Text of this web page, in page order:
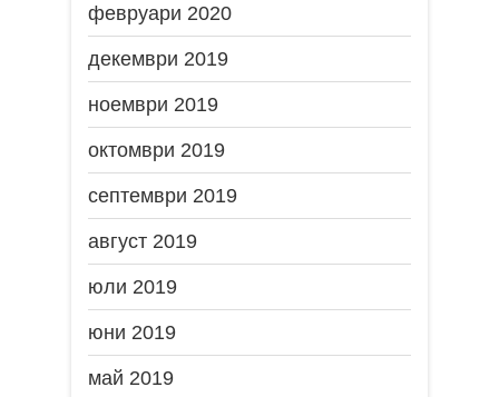
февруари 2020
декември 2019
ноември 2019
октомври 2019
септември 2019
август 2019
юли 2019
юни 2019
май 2019